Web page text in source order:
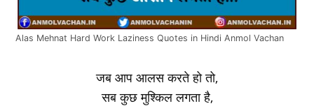
Alas Mehnat Hard Work Laziness Quotes in Hindi Anmol Vachan
जब आप आलस करते हो तो,
सब कुछ मुश्किल लगता है,